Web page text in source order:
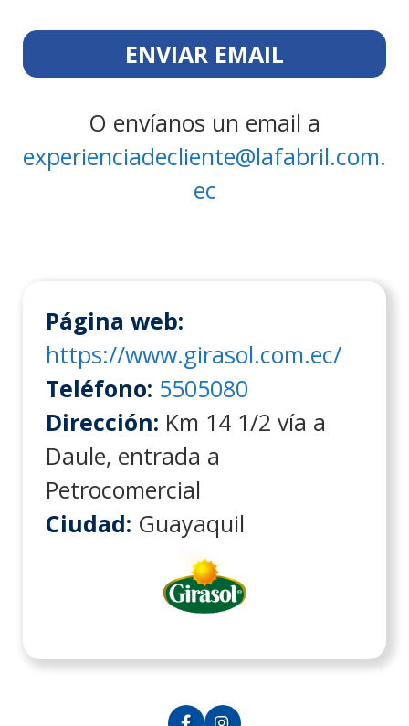
O envíanos un email a
experienciadecliente@lafabril.com.
ec
Página web:
https://www.girasol.com.ec/
Teléfono: 5505080
Dirección: Km 14 1/2 vía a
Daule, entrada a
Petrocomercial
Ciudad: Guayaquil